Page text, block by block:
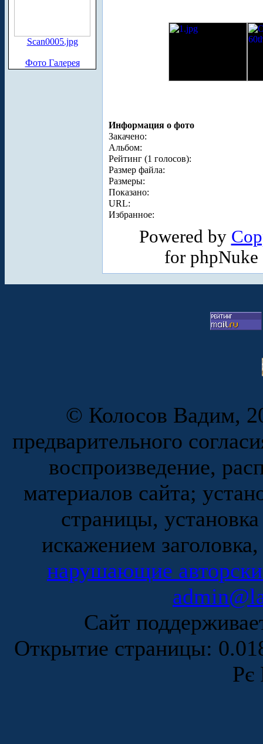
Scan0005.jpg
Фото Галерея
Информация о фото
Закачено:
Альбом:
Рейтинг (1 голосов):
Размер файла:
Размеры:
Показано:
URL:
Избранное:
Powered by
for
© Колосов Вадим,
предварительного
воспроизведение,
материалов сайта;
страницы,
искажением
нарушающие
Сайт
Открытие страницы:
Рє